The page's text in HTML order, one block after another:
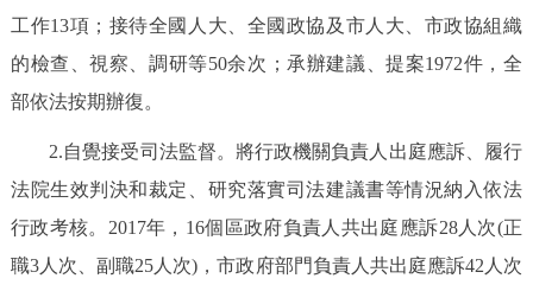
工作13項；接待全國人大、全國政協及市人大、市政協組織
的檢查、視察、調研等50余次；承辦建議、提案1972件，全
部依法按期辦復。
2.自覺接受司法監督。將行政機關負責人出庭應訴、履行
法院生效判決和裁定、研究落實司法建議書等情況納入依法
行政考核。2017年，16個區政府負責人共出庭應訴28人次(正
職3人次、副職25人次)，市政府部門負責人共出庭應訴42人次